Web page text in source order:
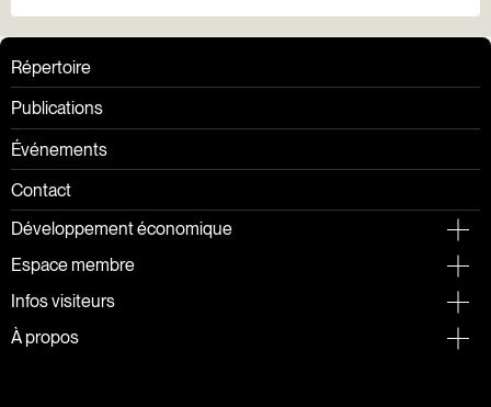
Répertoire
Publications
Événements
Contact
Développement économique
Espace membre
Infos visiteurs
À propos